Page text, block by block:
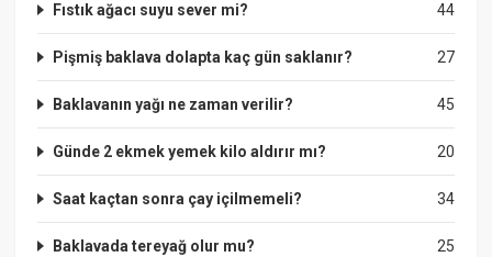
44
Fıstık ağacı suyu sever mi?
27
Pişmiş baklava dolapta kaç gün saklanır?
45
Baklavanın yağı ne zaman verilir?
20
Günde 2 ekmek yemek kilo aldırır mı?
34
Saat kaçtan sonra çay içilmemeli?
25
Baklavada tereyağ olur mu?